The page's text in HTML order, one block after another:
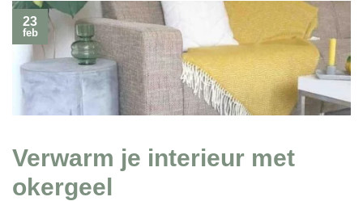
23
feb
Verwarm je interieur met
okergeel